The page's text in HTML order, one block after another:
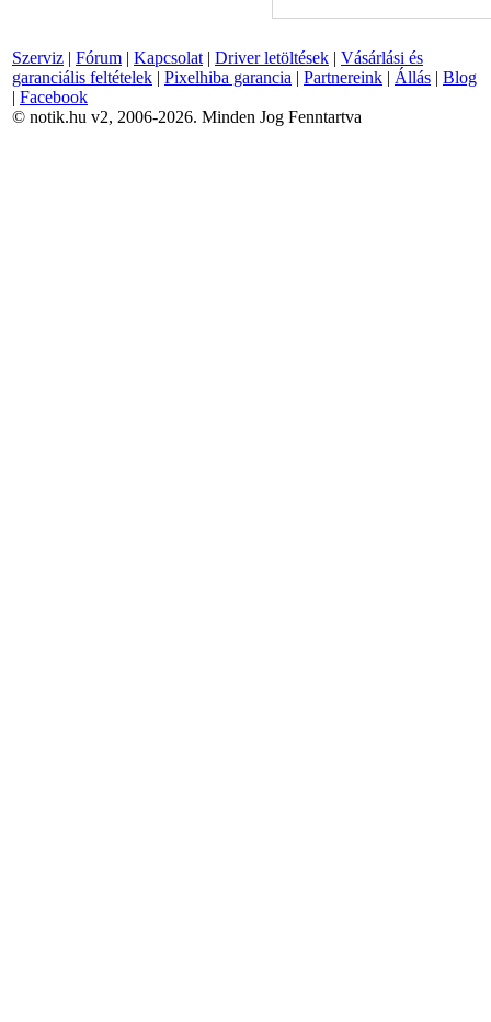
Szerviz | Fórum | Kapcsolat | Driver letöltések | Vásárlási és
garanciális feltételek | Pixelhiba garancia | Partnereink | Állás | Blog
| Facebook
© notik.hu v2, 2006-2026. Minden Jog Fenntartva